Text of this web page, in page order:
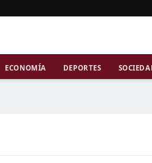
ECONOMÍA DEPORTES